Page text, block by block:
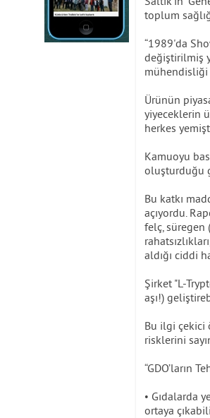
toplum
“1989'da
değiştirilmiş
mühendisliği
Ürünün
yiyeceklerin
herkes
Kamuoyu
oluşturduğu
Bu katkı
açıyordu.
felç, süregen
aldığı ciddi
Şirket "L-
aşı!)
Bu ilgi çekici
risklerini
“GDO’ların
• Gıdalarda
ortaya